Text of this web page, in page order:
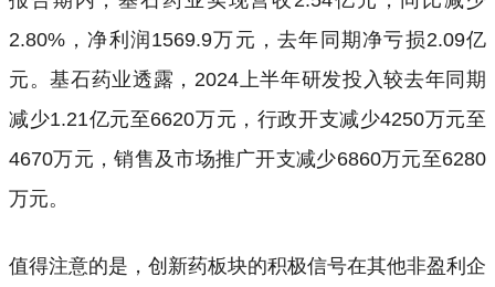
2.80%，净利润1569.9万元，去年同期净亏损2.09亿
元。基石药业透露，2024上半年研发投入较去年同期
减少1.21亿元至6620万元，行政开支减少4250万元至
4670万元，销售及市场推广开支减少6860万元至6280
万元。
值得注意的是，创新药板块的积极信号在其他非盈利企